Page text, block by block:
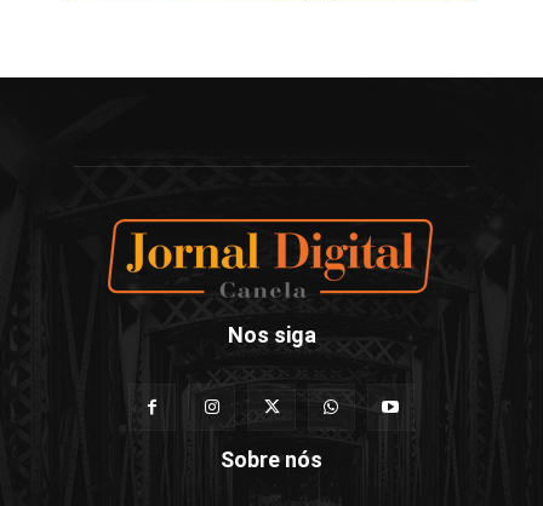
Nos siga
Sobre nós